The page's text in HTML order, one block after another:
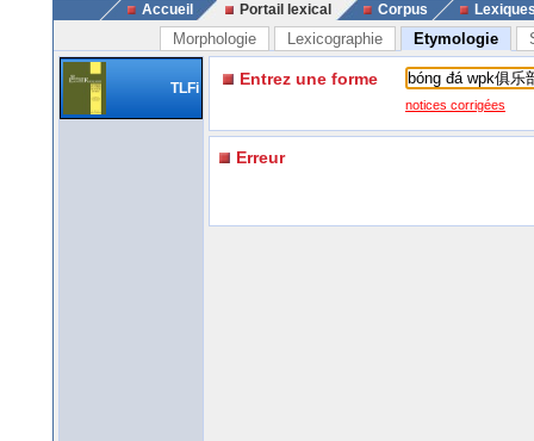
Accueil Portail lexical Corpus
Morphologie Lexicographie Etymologie
TLFi Entrez une forme
notices corrigées
Erreur